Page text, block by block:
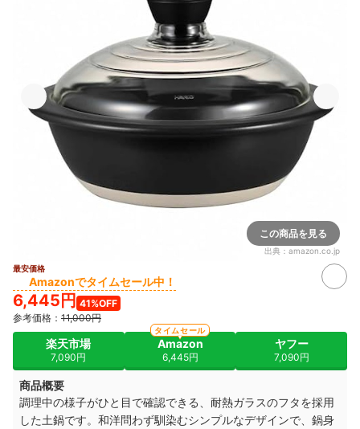
この商品を見る
出典： amazon.co.jp
最安価格
Amazonでタイムセール中！
6,445円 41%OFF
参考価格： 11,000円
楽天市場
7,090円
Amazon
6,445円
タイムセール
ヤフー
7,090円
商品概要
調理中の様子がひと目で確認できる、耐熱ガラスのフタを採用
した土鍋です。和洋問わず馴染むシンプルなデザインで、鍋身